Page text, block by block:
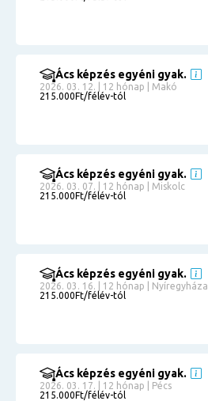
Ács képzés egyéni gyak.
2026. 03. 12. | 12 hónap | Makó
215.000Ft/félév-tól
Ács képzés egyéni gyak.
2026. 03. 07. | 12 hónap | Miskolc
215.000Ft/félév-tól
Ács képzés egyéni gyak.
2026. 03. 16. | 12 hónap | Nyíregyháza
215.000Ft/félév-tól
Ács képzés egyéni gyak.
2026. 03. 17. | 12 hónap | Pécs
215.000Ft/félév-tól